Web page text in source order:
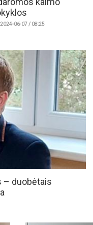
2024-06-07 / 08:25
– duobėtais